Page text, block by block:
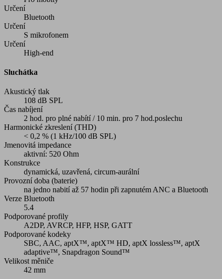
Určení
Bluetooth
Určení
S mikrofonem
Určení
High-end
Sluchátka
Akustický tlak
108 dB SPL
Čas nabíjení
2 hod. pro plné nabítí / 10 min. pro 7 hod.poslechu
Harmonické zkreslení (THD)
< 0,2 % (1 kHz/100 dB SPL)
Jmenovitá impedance
aktivní: 520 Ohm
Konstrukce
dynamická, uzavřená, circum-aurální
Provozní doba (baterie)
na jedno nabití až 57 hodin při zapnutém ANC a Bluetooth
Verze Bluetooth
5.4
Podporované profily
A2DP, AVRCP, HFP, HSP, GATT
Podporované kodeky
SBC, AAC, aptX™, aptX™ HD, aptX lossless™, aptX
adaptive™, Snapdragon Sound™
Velikost měniče
42 mm